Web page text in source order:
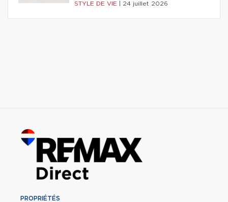
STYLE DE VIE 24 juillet 2026
PROPRIÉTÉS